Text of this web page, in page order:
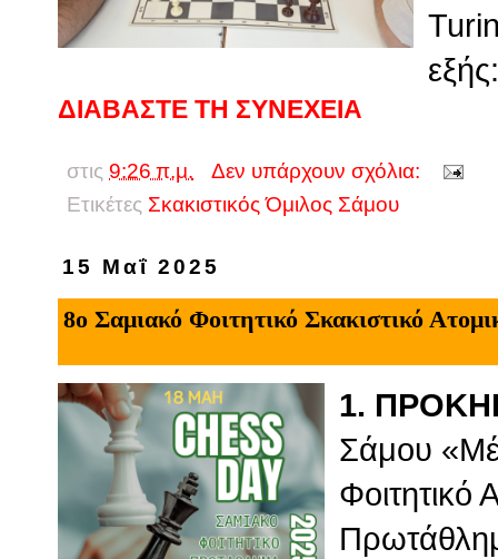
ΔΙΑΒΑΣΤΕ ΤΗ ΣΥΝΕΧΕΙΑ
στις 9:26 π.μ.
Δεν υπάρχουν σχόλια:
Ετικέτες Σκακιστικός Όμιλος Σάμου
15 Μαΐ 2025
8ο Σαμιακό Φοιτητικό Σκακιστικό
1.
Σάμου
Φοιτητικό